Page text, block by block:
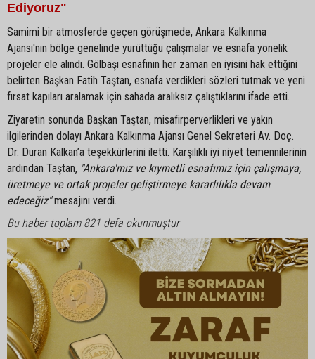
Ediyoruz"
Samimi bir atmosferde geçen görüşmede, Ankara Kalkınma
Ajansı'nın bölge genelinde yürüttüğü çalışmalar ve esnafa yönelik
projeler ele alındı. Gölbaşı esnafının her zaman en iyisini hak ettiğini
belirten Başkan Fatih Taştan, esnafa verdikleri sözleri tutmak ve yeni
fırsat kapıları aralamak için sahada aralıksız çalıştıklarını ifade etti.
Ziyaretin sonunda Başkan Taştan, misafirperverlikleri ve yakın
ilgilerinden dolayı Ankara Kalkınma Ajansı Genel Sekreteri Av. Doç.
Dr. Duran Kalkan’a teşekkürlerini iletti. Karşılıklı iyi niyet temennilerinin
ardından Taştan, "Ankara'mız ve kıymetli esnafımız için çalışmaya,
üretmeye ve ortak projeler geliştirmeye kararlılıkla devam
edeceğiz"mesajını verdi.
Bu haber toplam 821 defa okunmuştur